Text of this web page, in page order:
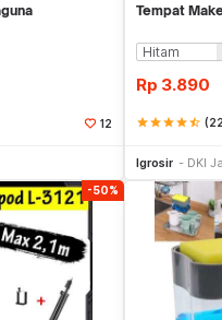
12
Tempat
Rp 3.890
starstarstarstarstar_half
Igrosir DKI
-50%